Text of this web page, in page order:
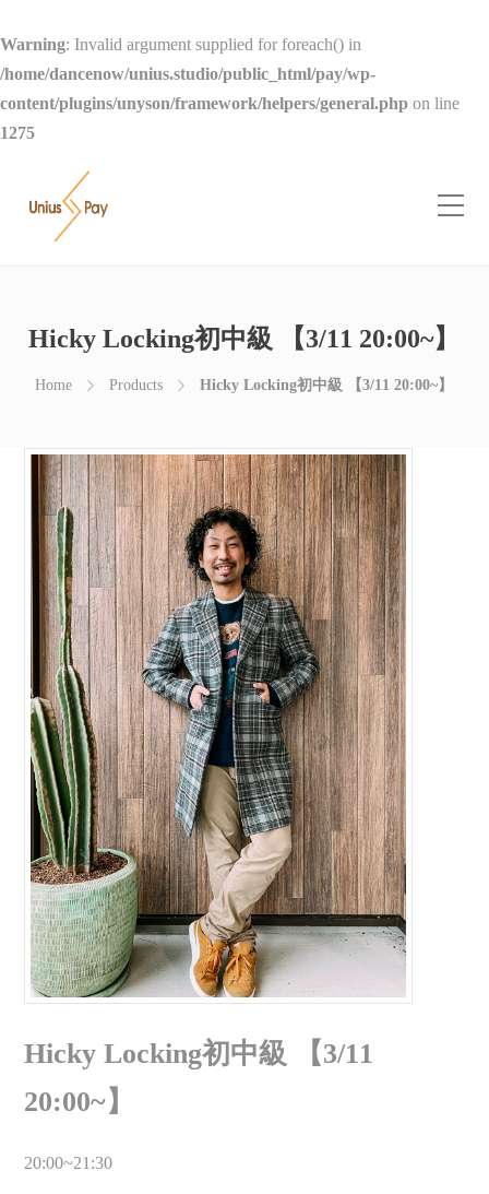
Warning: Invalid argument supplied for foreach() in
/home/dancenow/unius.studio/public_html/pay/wp-
content/plugins/unyson/framework/helpers/general.php on line
1275
Hicky Locking初中級 【3/11 20:00~】
Home Products Hicky Locking初中級 【3/11 20:00~】
Hicky Locking初中級 【3/11
20:00~】
20:00~21:30